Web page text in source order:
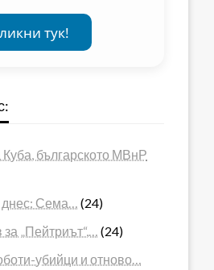
тук!
българското МВнР
днес: Сема…
(24)
„Пейтриът“,…
(24)
убийци и отново…